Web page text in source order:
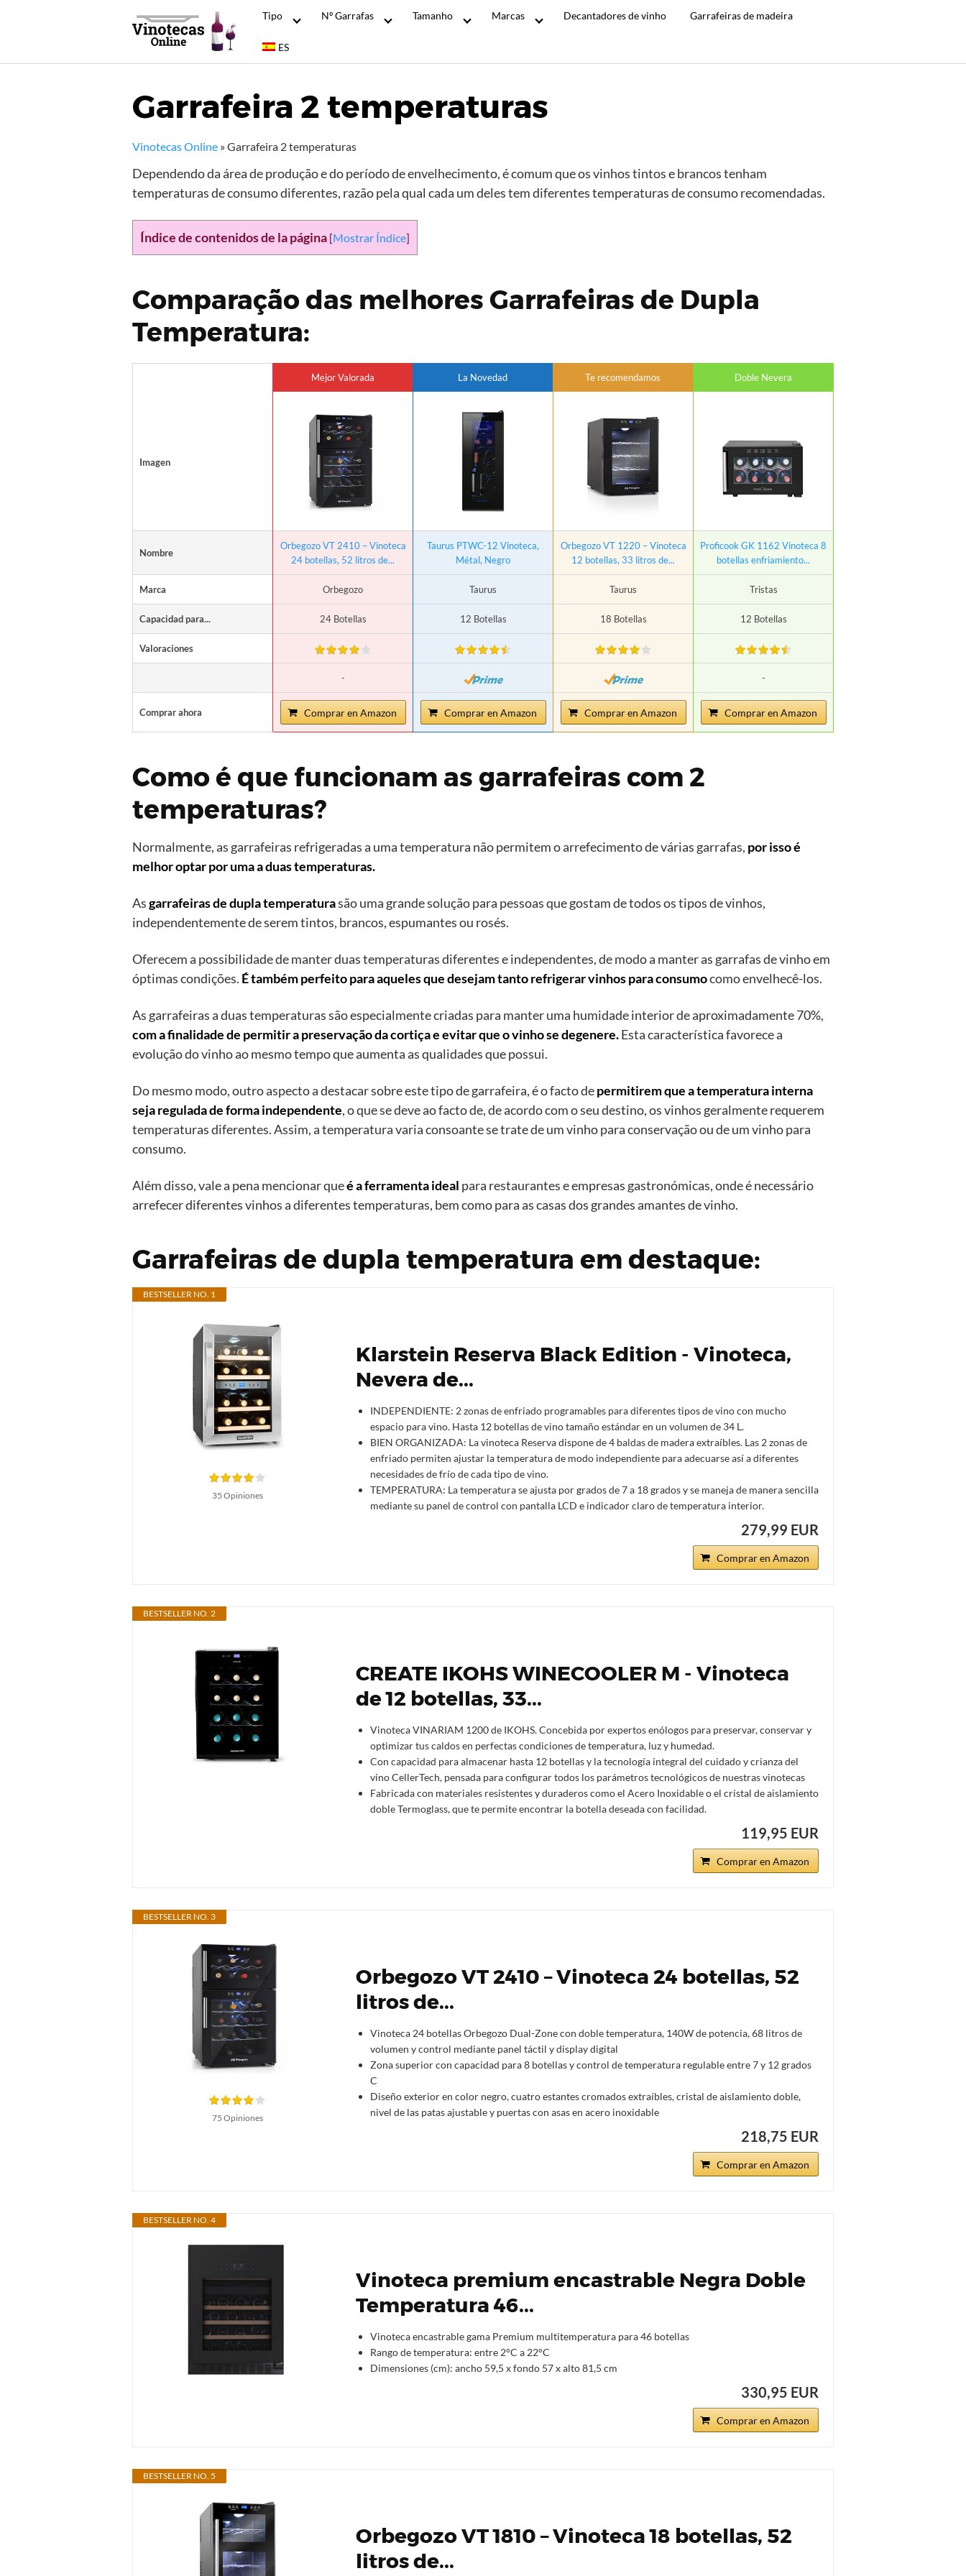
p
Tipo Nº Garrafas Tamanho Marcas Decantadores de vinho Garrafeiras de madeira
ES
Garrafeira 2 temperaturas
Vinotecas Online »Garrafeira 2 temperaturas
Dependendo da área de produção e do período de envelhecimento, é comum que os vinhos tintos e brancos tenham
temperaturas de consumo diferentes, razão pela qual cada um deles tem diferentes temperaturas de consumo recomendadas.
Índice de contenidos de la página [Mostrar Índice]
Comparação das melhores Garrafeiras de Dupla
Temperatura:
Imagen
Mejor Valorada La Novedad Te recomendamos Doble Nevera
Nombre
Orbegozo VT 2410 – Vinoteca
24 botellas, 52 litros de...
Taurus PTWC-12 Vinoteca,
Métal, Negro
Orbegozo VT 1220 – Vinoteca
12 botellas, 33 litros de...
Proficook GK 1162 Vinoteca 8
botellas enfriamiento...
Marca Orbegozo Taurus Taurus Tristas
Capacidad para... 24 Botellas 12 Botellas 18 Botellas 12 Botellas
Valoraciones
- -
Comprar ahora Comprar en Amazon Comprar en Amazon Comprar en Amazon Comprar en Amazon
Como é que funcionam as garrafeiras com 2
temperaturas?
Normalmente, as garrafeiras refrigeradas a uma temperatura não permitem o arrefecimento de várias garrafas, por isso é
melhor optar por uma a duas temperaturas.
Asgarrafeiras de dupla temperaturasão uma grande solução para pessoas que gostam de todos os tipos de vinhos,
independentemente de serem tintos, brancos, espumantes ou rosés.
Oferecem a possibilidade de manter duas temperaturas diferentes e independentes, de modo a manter as garrafas de vinho em
óptimas condições. É também perfeito para aqueles que desejam tanto refrigerar vinhos para consumocomo envelhecê-los.
As garrafeiras a duas temperaturas são especialmente criadas para manter uma humidade interior de aproximadamente 70%,
com a finalidade de permitir a preservação da cortiça e evitar que o vinho se degenere.Esta característica favorece a
evolução do vinho ao mesmo tempo que aumenta as qualidades que possui.
Do mesmo modo, outro aspecto a destacar sobre este tipo de garrafeira, é o facto depermitirem que a temperatura interna
seja regulada de forma independente, o que se deve ao facto de, de acordo com o seu destino, os vinhos geralmente requerem
temperaturas diferentes. Assim, a temperatura varia consoante se trate de um vinho para conservação ou de um vinho para
consumo.
Além disso, vale a pena mencionar queé a ferramenta ideal para restaurantes e empresas gastronómicas, onde é necessário
arrefecer diferentes vinhos a diferentes temperaturas, bem como para as casas dos grandes amantes de vinho.
Garrafeiras de dupla temperatura em destaque:
BESTSELLER NO. 1
35 Opiniones
Klarstein Reserva Black Edition - Vinoteca,
Nevera de...
INDEPENDIENTE: 2 zonas de enfriado programables para diferentes tipos de vino con mucho
espacio para vino. Hasta 12 botellas de vino tamaño estándar en un volumen de 34 L.
BIEN ORGANIZADA: La vinoteca Reserva dispone de 4 baldas de madera extraíbles. Las 2 zonas de
enfriado permiten ajustar la temperatura de modo independiente para adecuarse así a diferentes
necesidades de frío de cada tipo de vino.
TEMPERATURA: La temperatura se ajusta por grados de 7 a 18 grados y se maneja de manera sencilla
mediante su panel de control con pantalla LCD e indicador claro de temperatura interior.
279,99 EUR
Comprar en Amazon
BESTSELLER NO. 2
CREATE IKOHS WINECOOLER M - Vinoteca
de 12 botellas, 33...
Vinoteca VINARIAM 1200 de IKOHS. Concebida por expertos enólogos para preservar, conservar y
optimizar tus caldos en perfectas condiciones de temperatura, luz y humedad.
Con capacidad para almacenar hasta 12 botellas y la tecnología integral del cuidado y crianza del
vino CellerTech, pensada para configurar todos los parámetros tecnológicos de nuestras vinotecas
Fabricada con materiales resistentes y duraderos como el Acero Inoxidable o el cristal de aislamiento
doble Termoglass, que te permite encontrar la botella deseada con facilidad.
119,95 EUR
Comprar en Amazon
BESTSELLER NO. 3
75 Opiniones
Orbegozo VT 2410 – Vinoteca 24 botellas, 52
litros de...
Vinoteca 24 botellas Orbegozo Dual-Zone con doble temperatura, 140W de potencia, 68 litros de
volumen y control mediante panel táctil y display digital
Zona superior con capacidad para 8 botellas y control de temperatura regulable entre 7 y 12 grados
C
Diseño exterior en color negro, cuatro estantes cromados extraíbles, cristal de aislamiento doble,
nivel de las patas ajustable y puertas con asas en acero inoxidable
218,75 EUR
Comprar en Amazon
BESTSELLER NO. 4
Vinoteca premium encastrable Negra Doble
Temperatura 46...
Vinoteca encastrable gama Premium multitemperatura para 46 botellas
Rango de temperatura: entre 2°C a 22°C
Dimensiones (cm): ancho 59,5 x fondo 57 x alto 81,5 cm
330,95 EUR
Comprar en Amazon
BESTSELLER NO. 5
Orbegozo VT 1810 – Vinoteca 18 botellas, 52
litros de...